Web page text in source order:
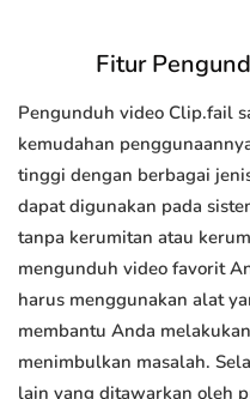
Fitur
Pengunduh video Clip.fail
kemudahan
tinggi dengan berbagai
dapat digunakan pada
tanpa kerumitan atau
mengunduh video favorit
harus menggunakan alat
membantu Anda
menimbulkan masalah.
lain yang ditawarkan oleh